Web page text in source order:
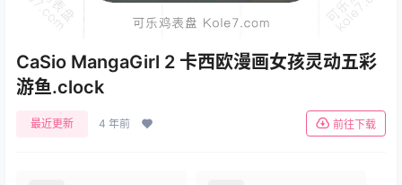
CaSio MangaGirl 2 卡西欧漫画女孩灵动五彩
游鱼.clock
最近更新 4 年前 前往下载